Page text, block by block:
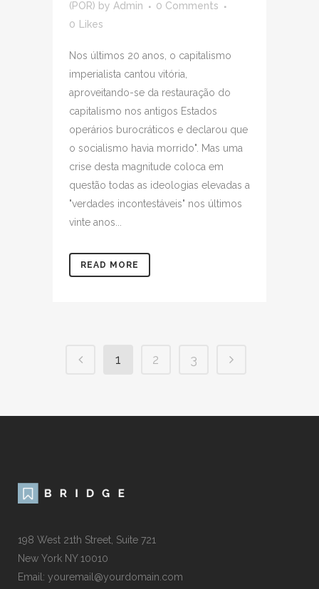
(POR) by Admin
0 Comments
0 Likes
Nos últimos 20 anos, o capitalismo
imperialista cantou vitória,
aproveitando-se da restauração do
capitalismo nos antigos Estados
operários burocráticos e declarou que
o socialismo havia morrido". Mas uma
crise desta magnitude coloca em
questão todas as ideologias elevadas a
"verdades incontestáveis" nos últimos
vinte anos...
READ MORE
1 2 3
198 West 21th Street, Suite 721
New York NY 10010
Email: youremail@yourdomain.com